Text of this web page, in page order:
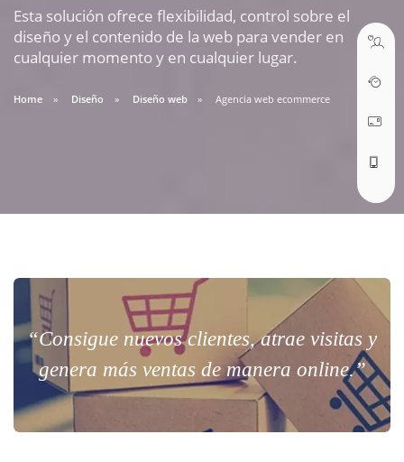
Esta solución ofrece flexibilidad, control sobre el
diseño y el contenido de la web para vender en
cualquier momento y en cualquier lugar.
Home Diseño Diseño web Agencia web ecommerce
“Consigue nuevos clientes, atrae visitas y
genera más ventas de manera online.”
soporte@webseo.cl
ABRIR TICKET